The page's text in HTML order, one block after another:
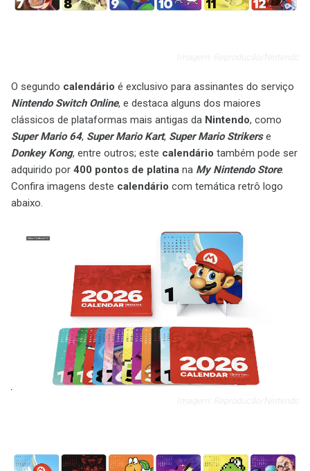
O segundo calendário é exclusivo para assinantes do serviço
Nintendo Switch Online, e destaca alguns dos maiores
clássicos de plataformas mais antigas da Nintendo, como
Super Mario 64, Super Mario Kart, Super Mario Strikerse
Donkey Kong, entre outros; este calendário também pode ser
adquirido por 400 pontos de platina na My Nintendo Store.
Confira imagens deste calendário com temática retrô logo
abaixo.